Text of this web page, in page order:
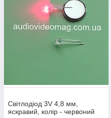
Світлодіод 3V 4,8 мм,
яскравий, колір - червоний